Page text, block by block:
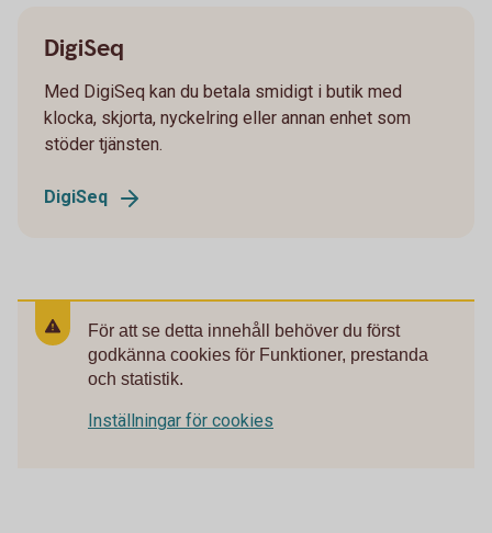
DigiSeq
Med DigiSeq kan du betala smidigt i butik med
klocka, skjorta, nyckelring eller annan enhet som
stöder tjänsten.
DigiSeq
För att se detta innehåll behöver du först
godkänna cookies för Funktioner, prestanda
och statistik.
Inställningar för cookies